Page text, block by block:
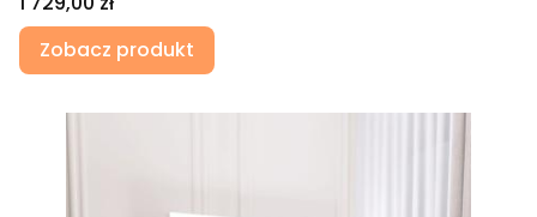
Zobacz produkt